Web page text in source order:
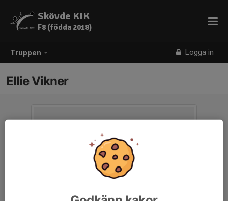
Truppen Logga in
Skövde KIK
F8 (födda 2018)
Ellie Vikner